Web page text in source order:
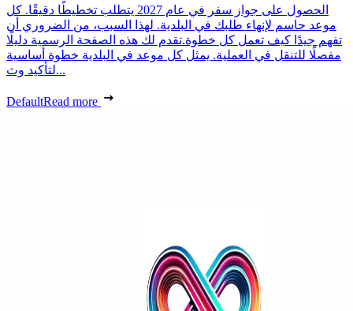
الحصول على جواز سفر في عام 2027 يتطلب تخطيطًا دقيقًا. كل
موعد حاسم لإنهاء طلبك في البلدية. لهذا السبب، من الضروري أن
تفهم جيدًا كيف تعمل كل خطوة.تقدم لك هذه الصفحة الرسمية دليلًا
مفصلًا للتنقل في العملية. يمثل كل موعد في البلدية خطوة أساسية
لتأكيد وث...
DefaultRead more